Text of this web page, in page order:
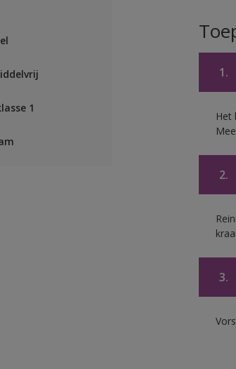
1
1.
Het
2.
3.